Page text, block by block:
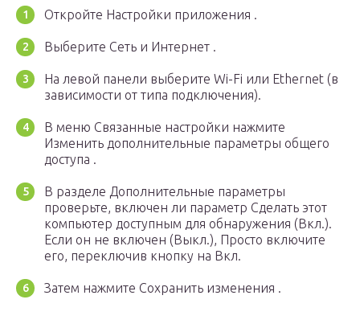
Откройте Настройки приложения .
Выберите Сеть и Интернет .
На левой панели выберите Wi-Fi или Ethernet (в
зависимости от типа подключения).
В меню Связанные настройки нажмите
Изменить дополнительные параметры общего
доступа .
В разделе Дополнительные параметры
проверьте, включен ли параметр Сделать этот
компьютер доступным для обнаружения (Вкл.).
Если он не включен (Выкл.), Просто включите
его, переключив кнопку на Вкл.
Затем нажмите Сохранить изменения .